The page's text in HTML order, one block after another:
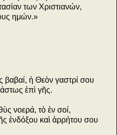
των Χριστιανών,
ημών.»
βαβαί, ἡ Θεὸν γαστρί σου
ἐπὶ γῆς.
νοερά, τὸ ἐν σοί,
ἐνδόξου καὶ ἀρρήτου σου